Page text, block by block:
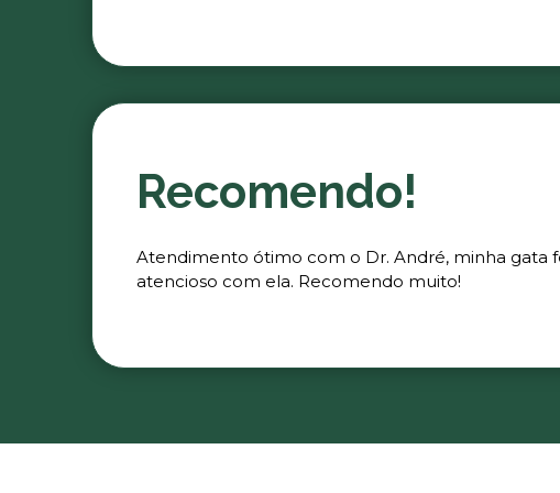
Recomendo!
Atendimento ótimo com o Dr. André, minha gata
atencioso com ela. Recomendo muito!